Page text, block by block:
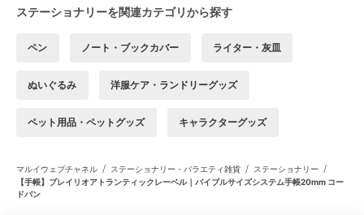
ステーショナリーを関連カテゴリから探す
ペン ノート・ブックカバー ライター・灰皿
ぬいぐるみ 洋服ケア・ランドリーグッズ
ペット用品・ペットグッズ キャラクターグッズ
マルイウェブチャネル / ステーショナリー・バラエティ雑貨 / ステーショナリー /
【手帳】ブレイリオアトランティックレーベル｜バイブルサイズシステム手帳20mm コー
ドバン